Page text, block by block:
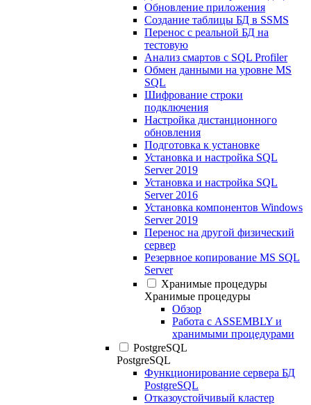
Обновление приложения
Создание таблицы БД в SSMS
Перенос с реальной БД на
тестовую
Анализ смартов с SQL Profiler
Обмен данными на уровне MS
SQL
Шифрование строки
подключения
Настройка дистанционного
обновления
Подготовка к установке
Установка и настройка SQL
Server 2019
Установка и настройка SQL
Server 2016
Установка компонентов Windows
Server 2019
Перенос на другой физический
сервер
Резервное копирование MS SQL
Server
Хранимые процедуры
Хранимые процедуры
Обзор
Работа с ASSEMBLY и
хранимыми процедурами
PostgreSQL
PostgreSQL
Функционирование сервера БД
PostgreSQL
Отказоустойчивый кластер